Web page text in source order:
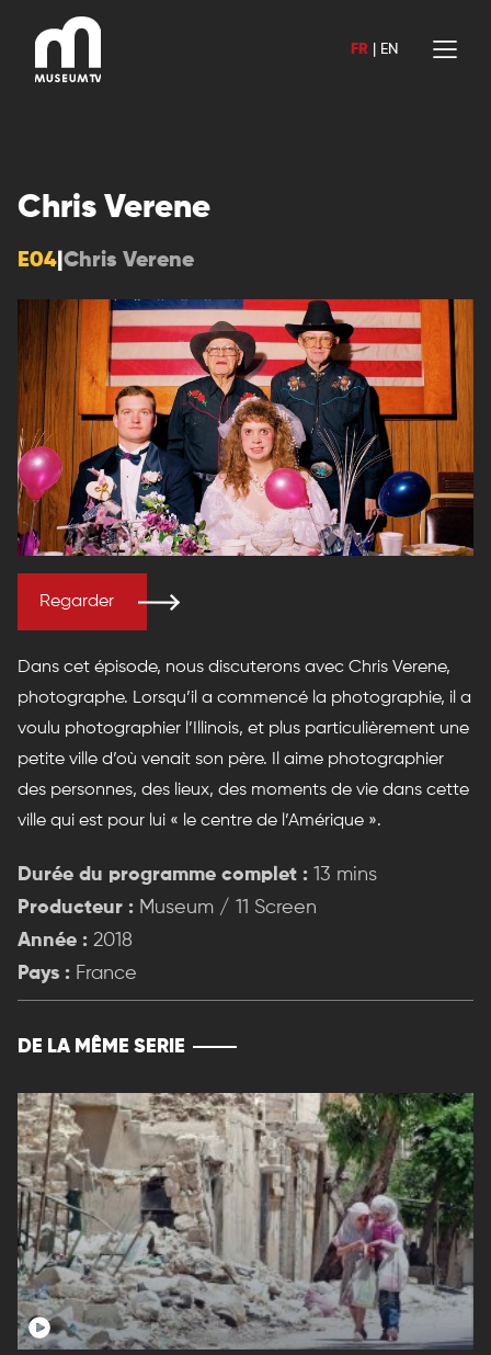
contenu
FR EN
Chris Verene
E04 Chris Verene
Regarder
Dans cet épisode, nous discuterons avec Chris Verene,
photographe. Lorsqu’il a commencé la photographie, il a
voulu photographier l’Illinois, et plus particulièrement une
petite ville d’où venait son père. Il aime photographier
des personnes, des lieux, des moments de vie dans cette
ville qui est pour lui « le centre de l’Amérique ».
Durée du programme complet : 13 mins
Producteur : Museum / 11 Screen
Année : 2018
Pays : France
DE LA MÊME SERIE